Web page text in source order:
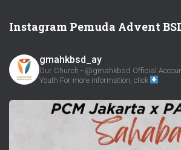
Instagram Pemuda Advent
gmahkbsd_ay
Our Church - @gmahkbsd Official
Youth For more information, click